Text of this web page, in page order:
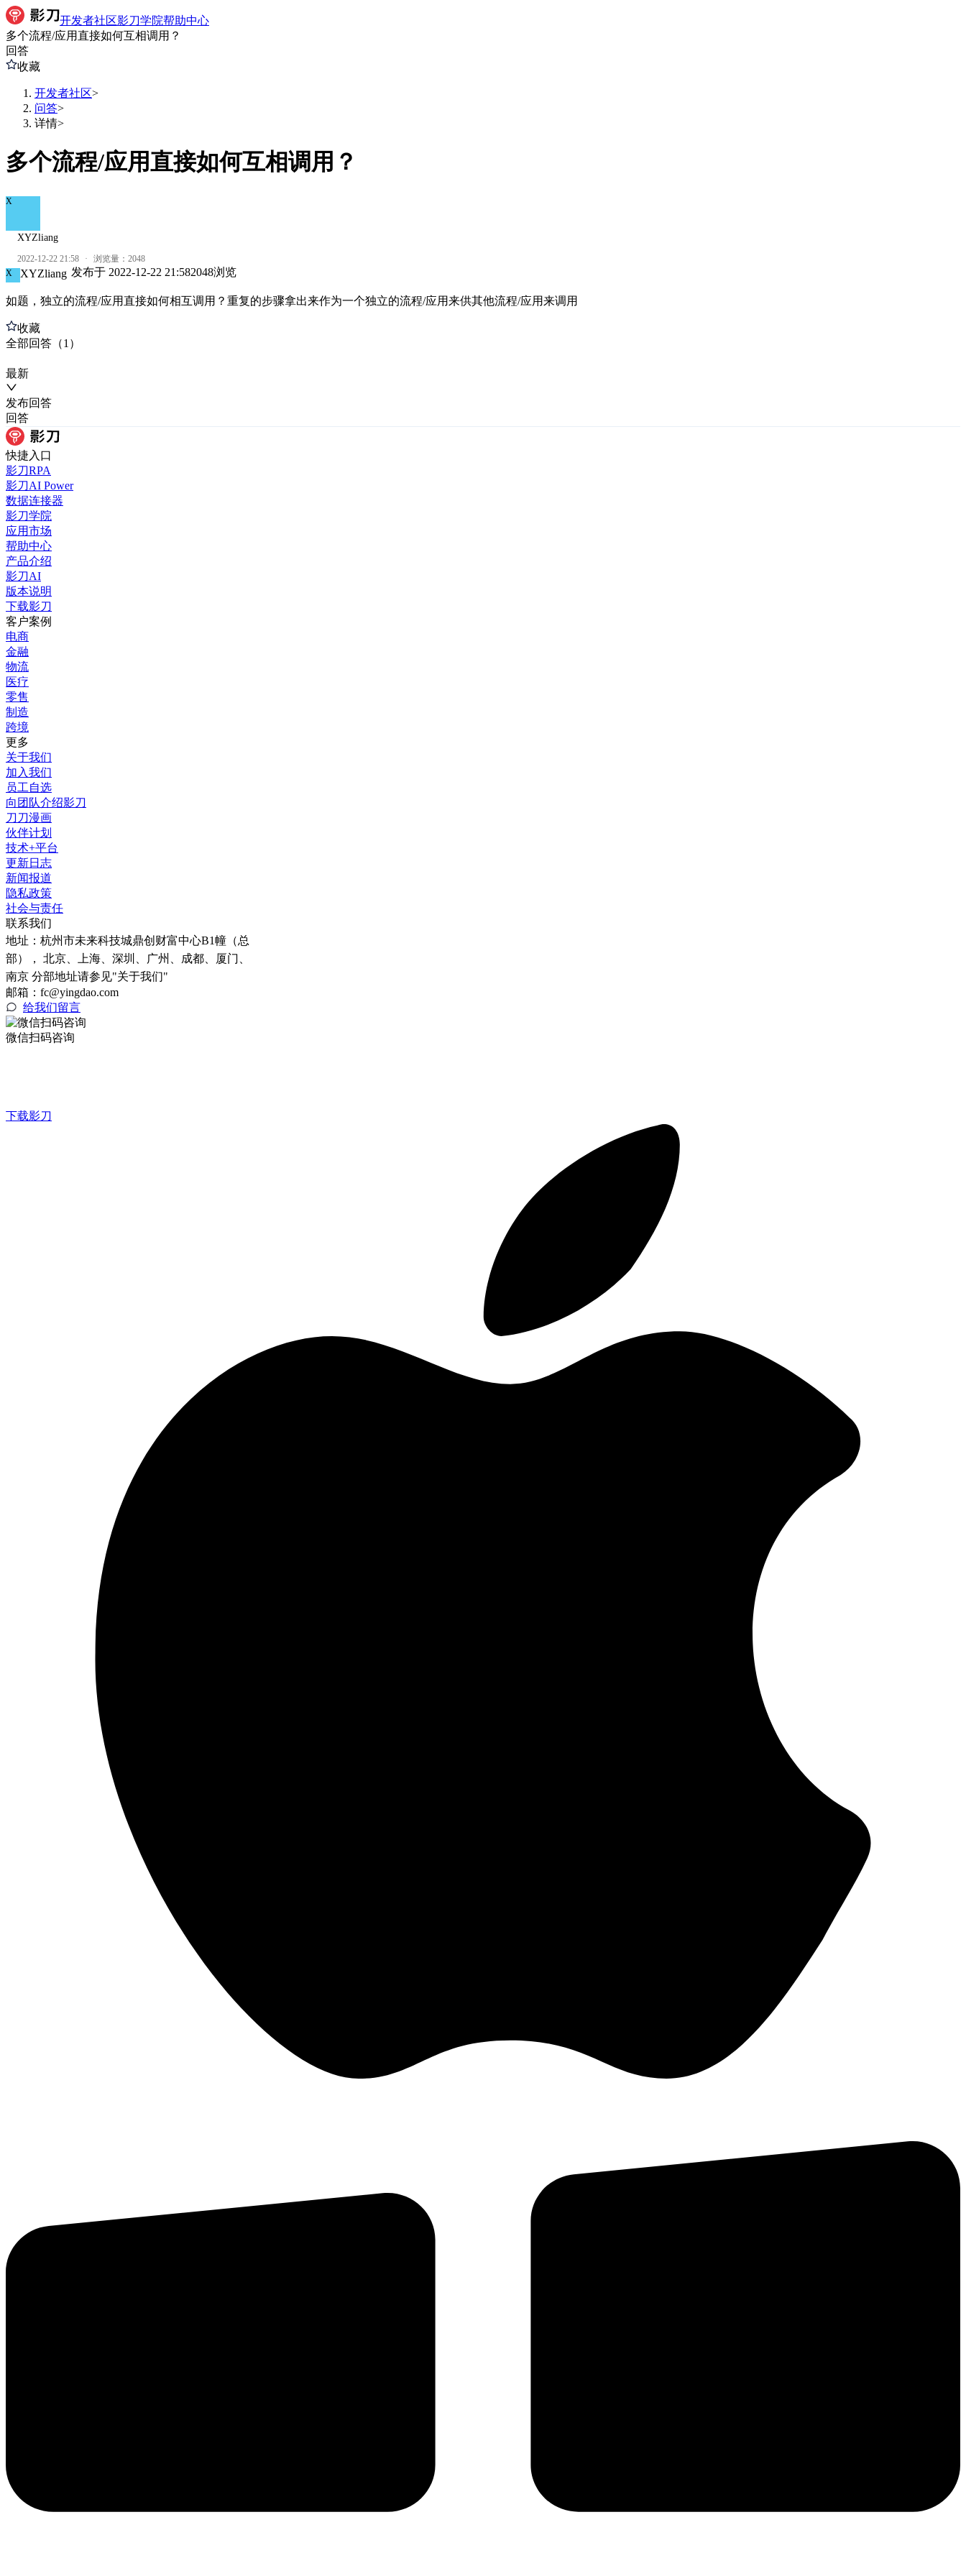
开发者社区影刀学院帮助中心
多个流程/应用直接如何互相调用？
回答
收藏
开发者社区>
问答>
详情>
多个流程/应用直接如何互相调用？
X
XYZliang
2022-12-22 21:58 · 浏览量： 2048
X
XYZliang 发布于 2022-12-22 21:582048浏览
如题，独立的流程/应用直接如何相互调用？重复的步骤拿出来作为一个独立的流程/应用来供其他流程/应用来调用
收藏
全部回答 （1 ）
最新
发布回答
回答
快捷入口
影刀RPA
影刀AI Power
数据连接器
影刀学院
应用市场
帮助中心
产品介绍
影刀AI
版本说明
下载影刀
客户案例
电商
金融
物流
医疗
零售
制造
跨境
更多
关于我们
加入我们
员工自选
向团队介绍影刀
刀刀漫画
伙伴计划
技术+平台
更新日志
新闻报道
隐私政策
社会与责任
联系我们
地址： 杭州市未来科技城鼎创财富中心B1幢（总
部）， 北京、上海、深圳、广州、成都、厦门、
南京 分部地址请参见"关于我们"
邮箱：fc@yingdao.com
给我们留言
微信扫码咨询
下载影刀